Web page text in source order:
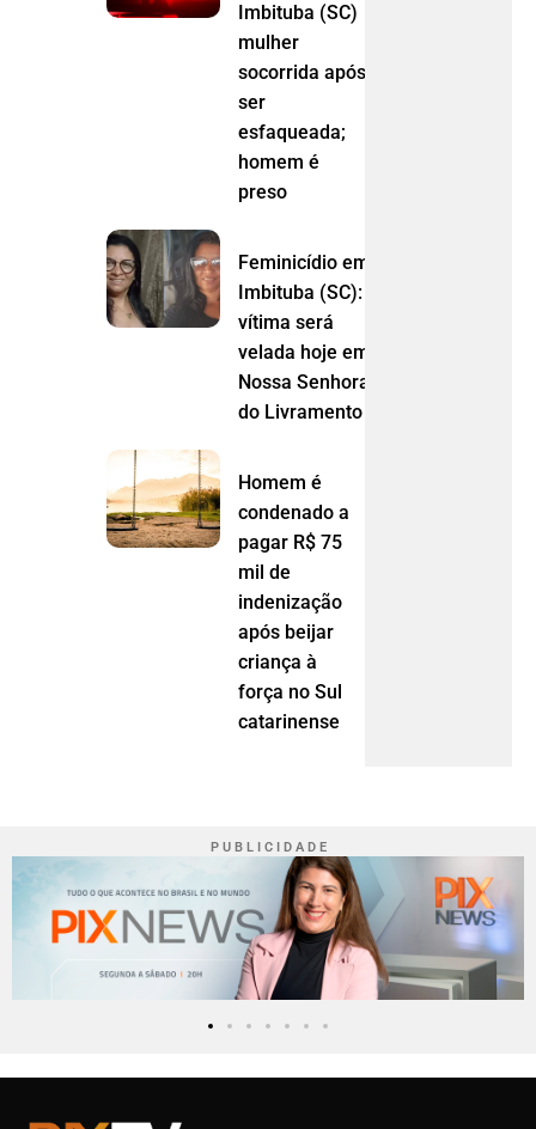
Imbituba (SC)
mulher
socorrida após
ser
esfaqueada;
homem é
preso
Feminicídio em
Imbituba (SC):
vítima será
velada hoje em
Nossa Senhora
do Livramento (MT)
Homem é
condenado a
pagar R$ 75
mil de
indenização
após beijar
criança à
força no Sul
catarinense
P U B L I C I D A D E